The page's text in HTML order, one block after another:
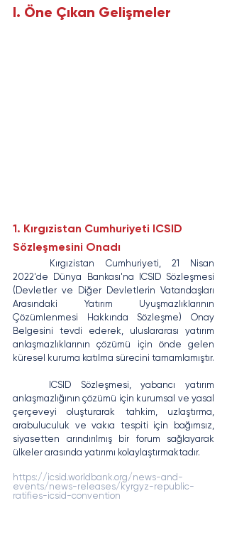
I. Öne Çıkan Gelişmeler
1. Kırgızistan Cumhuriyeti ICSID
Sözleşmesini Onadı
2022'de Dünya Bankası'na ICSID Sözleşmesi
(Devletler ve Diğer Devletlerin Vatandaşları
Arasındaki Yatırım Uyuşmazlıklarının
Çözümlenmesi Hakkında Sözleşme) Onay
Belgesini tevdi ederek, uluslararası yatırım
anlaşmazlıklarının çözümü için önde gelen
küresel kuruma katılma sürecini tamamlamıştır.
anlaşmazlığının çözümü için kurumsal ve yasal
çerçeveyi oluşturarak tahkim, uzlaştırma,
arabuluculuk ve vakıa tespiti için bağımsız,
siyasetten arındırılmış bir forum sağlayarak
ülkeler arasında yatırımı kolaylaştırmaktadır.
https://icsid.worldbank.org/news-and-
events/news-releases/kyrgyz-republic-
ratifies-icsid-convention